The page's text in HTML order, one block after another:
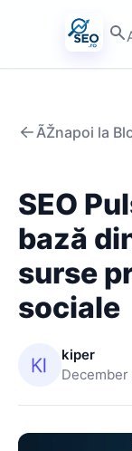
ÃŽnapoi la
SEO
bază
surse
sociale
kiper
December